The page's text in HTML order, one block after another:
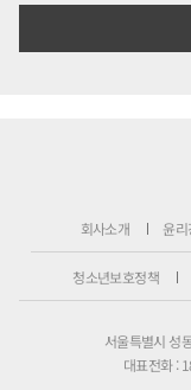
회사소개 윤리
청소년보호정책
서울특별시 성
대표전화 :